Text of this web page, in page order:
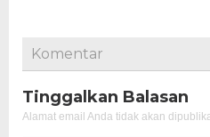
Komentar
Tinggalkan Balasan
Alamat email Anda tidak akan